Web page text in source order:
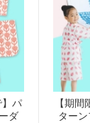
】パ
ダ
【期
ター